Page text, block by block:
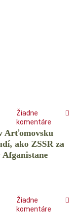
Žiadne
komentáre
Arťomovsku
ako ZSSR za
Žiadne
komentáre